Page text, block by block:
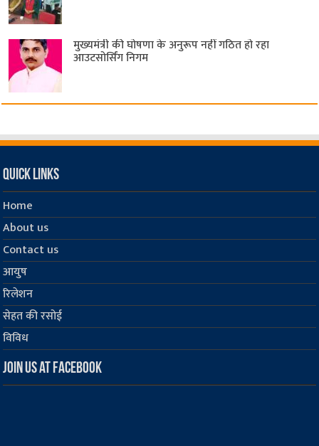
मुख्यमंत्री की घोषणा के अनुरूप नहीं गठित हो रहा
आउटसोर्सिंग निगम
Quick Links
Home
About us
Contact us
आयुष
रिलेशन
सेहत की रसोई
विविध
Join us at Facebook